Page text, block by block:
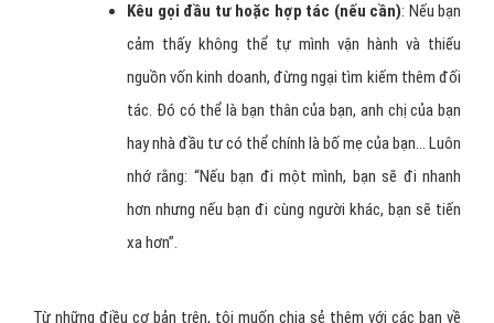
Kêu gọi đầu tư hoặc hợp tác (nếu cần): Nếu bạn
cảm thấy không thể tự mình vận hành và thiếu
nguồn vốn kinh doanh, đừng ngại tìm kiếm thêm đối
tác. Đó có thể là bạn thân của bạn, anh chị của bạn
hay nhà đầu tư có thể chính là bố mẹ của bạn… Luôn
nhớ rằng: “Nếu bạn đi một mình, bạn sẽ đi nhanh
hơn nhưng nếu bạn đi cùng người khác, bạn sẽ tiến
xa hơn”.
Từ những điều cơ bản trên, tôi muốn chia sẻ thêm với các bạn về